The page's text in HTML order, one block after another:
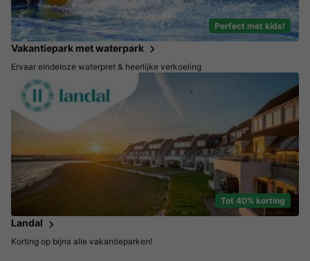
Perfect met kids!
Vakantiepark met waterpark
Ervaar eindeloze waterpret & heerlijke verkoeling
Tot 40% korting
Landal
Korting op bijna alle vakantieparken!